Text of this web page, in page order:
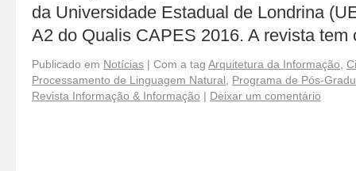
da Universidade Estadual de Londrina
A2 do Qualis CAPES 2016. A revista
Publicado em Notícias | Com a tag Arquitetura da Informação
Processamento de Linguagem Natural
Programa de Pós-
Revista Informação & Informação | Deixar um comentário